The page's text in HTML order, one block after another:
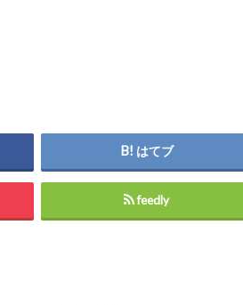
はてブ
feedly